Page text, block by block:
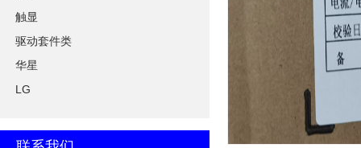
触显
驱动套件类
华星
LG